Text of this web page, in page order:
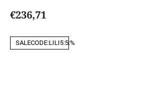
€236,71
SALECODE:LILI5:5:%